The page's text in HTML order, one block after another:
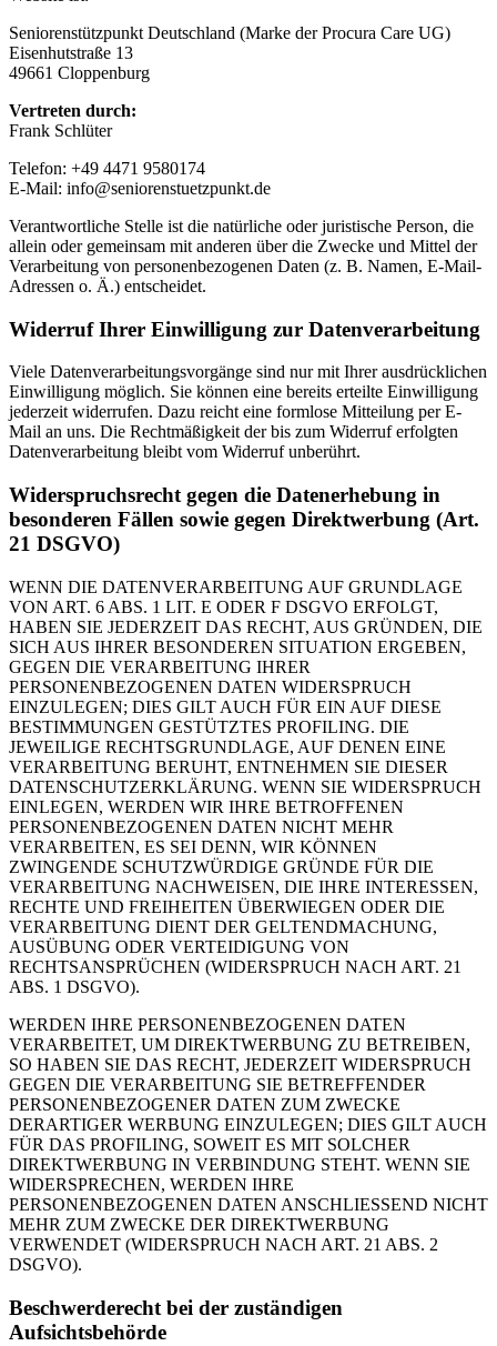
Seniorenstützpunkt Deutschland (Marke der Procura Care UG)
Eisenhutstraße 13
49661 Cloppenburg
Vertreten durch:
Frank Schlüter
Telefon: +49 4471 9580174
E-Mail: info@seniorenstuetzpunkt.de
Verantwortliche Stelle ist die natürliche oder juristische Person, die
allein oder gemeinsam mit anderen über die Zwecke und Mittel der
Verarbeitung von personenbezogenen Daten (z. B. Namen, E-Mail-
Adressen o. Ä.) entscheidet.
Widerruf Ihrer Einwilligung zur Datenverarbeitung
Viele Datenverarbeitungsvorgänge sind nur mit Ihrer ausdrücklichen
Einwilligung möglich. Sie können eine bereits erteilte Einwilligung
jederzeit widerrufen. Dazu reicht eine formlose Mitteilung per E-
Mail an uns. Die Rechtmäßigkeit der bis zum Widerruf erfolgten
Datenverarbeitung bleibt vom Widerruf unberührt.
Widerspruchsrecht gegen die Datenerhebung in
besonderen Fällen sowie gegen Direktwerbung (Art.
21 DSGVO)
WENN DIE DATENVERARBEITUNG AUF GRUNDLAGE
VON ART. 6 ABS. 1 LIT. E ODER F DSGVO ERFOLGT,
HABEN SIE JEDERZEIT DAS RECHT, AUS GRÜNDEN, DIE
SICH AUS IHRER BESONDEREN SITUATION ERGEBEN,
GEGEN DIE VERARBEITUNG IHRER
PERSONENBEZOGENEN DATEN WIDERSPRUCH
EINZULEGEN; DIES GILT AUCH FÜR EIN AUF DIESE
BESTIMMUNGEN GESTÜTZTES PROFILING. DIE
JEWEILIGE RECHTSGRUNDLAGE, AUF DENEN EINE
VERARBEITUNG BERUHT, ENTNEHMEN SIE DIESER
DATENSCHUTZERKLÄRUNG. WENN SIE WIDERSPRUCH
EINLEGEN, WERDEN WIR IHRE BETROFFENEN
PERSONENBEZOGENEN DATEN NICHT MEHR
VERARBEITEN, ES SEI DENN, WIR KÖNNEN
ZWINGENDE SCHUTZWÜRDIGE GRÜNDE FÜR DIE
VERARBEITUNG NACHWEISEN, DIE IHRE INTERESSEN,
RECHTE UND FREIHEITEN ÜBERWIEGEN ODER DIE
VERARBEITUNG DIENT DER GELTENDMACHUNG,
AUSÜBUNG ODER VERTEIDIGUNG VON
RECHTSANSPRÜCHEN (WIDERSPRUCH NACH ART. 21
ABS. 1 DSGVO).
WERDEN IHRE PERSONENBEZOGENEN DATEN
VERARBEITET, UM DIREKTWERBUNG ZU BETREIBEN,
SO HABEN SIE DAS RECHT, JEDERZEIT WIDERSPRUCH
GEGEN DIE VERARBEITUNG SIE BETREFFENDER
PERSONENBEZOGENER DATEN ZUM ZWECKE
DERARTIGER WERBUNG EINZULEGEN; DIES GILT AUCH
FÜR DAS PROFILING, SOWEIT ES MIT SOLCHER
DIREKTWERBUNG IN VERBINDUNG STEHT. WENN SIE
WIDERSPRECHEN, WERDEN IHRE
PERSONENBEZOGENEN DATEN ANSCHLIESSEND NICHT
MEHR ZUM ZWECKE DER DIREKTWERBUNG
VERWENDET (WIDERSPRUCH NACH ART. 21 ABS. 2
DSGVO).
Beschwerderecht bei der zuständigen
Aufsichtsbehörde